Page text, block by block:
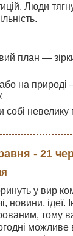
Люди
план —
на природі
невелику
- 21
у вир
новини, ідеї.
тому